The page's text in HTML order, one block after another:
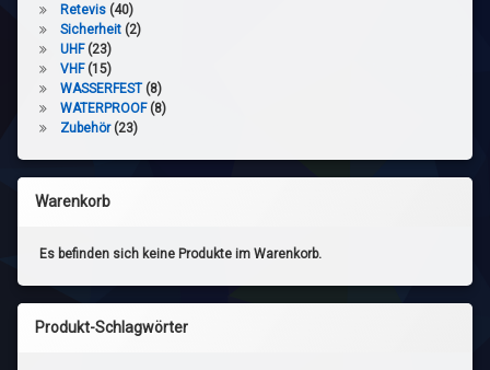
Retevis (40)
Sicherheit (2)
UHF (23)
VHF (15)
WASSERFEST (8)
WATERPROOF (8)
Zubehör (23)
Warenkorb
Es befinden sich keine Produkte im Warenkorb.
Produkt-Schlagwörter